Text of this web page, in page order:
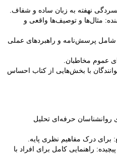
نهفته به زبان ساده و شفاف.
مثال‌ها و توصیف‌ها واقعی و
پرسش‌نامه و راهبردهای عملی
عموم مخاطبان.
با بخش‌هایی از کتاب احساس
حرفه‌ای تحلیل
برای درک مفاهیم نظری پایه.
راهنمایی کامل برای افراد با